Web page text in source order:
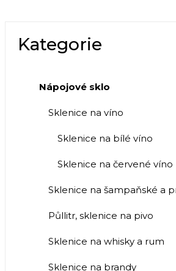
Kategorie
Nápojové sklo
Sklenice na víno
Sklenice na bílé víno
Sklenice na červené víno
Sklenice na šampaňské a
Půllitr, sklenice na pivo
Sklenice na whisky a rum
Sklenice na brandy